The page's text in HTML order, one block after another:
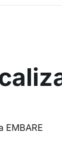
EMBARE